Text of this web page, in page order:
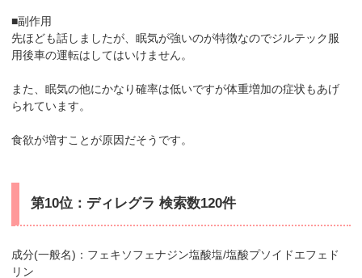
■副作用
先ほども話しましたが、眠気が強いのが特徴なのでジルテック服
用後車の運転はしてはいけません。
また、眠気の他にかなり確率は低いですが体重増加の症状もあげ
られています。
食欲が増すことが原因だそうです。
第10位：ディレグラ 検索数120件
成分(一般名)：フェキソフェナジン塩酸塩/塩酸プソイドエフェド
リン